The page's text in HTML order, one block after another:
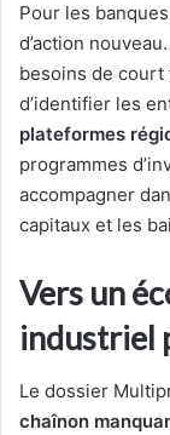
Pour les
d’action
besoins de court
d’identifier les
plateformes
programmes
accompagner
capitaux et les
Vers un
industriel
Le dossier
chaînon